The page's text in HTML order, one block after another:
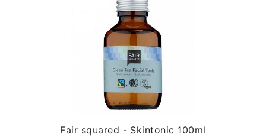
Fair squared - Skintonic 100ml